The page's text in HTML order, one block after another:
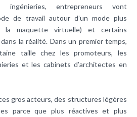
ingénieries, entrepreneurs vont
de travail autour d’un mode plus
la maquette virtuelle) et certains
la réalité. Dans un premier temps,
taille chez les promoteurs, les
et les cabinets d’architectes en
gros acteurs, des structures légères
parce que plus réactives et plus